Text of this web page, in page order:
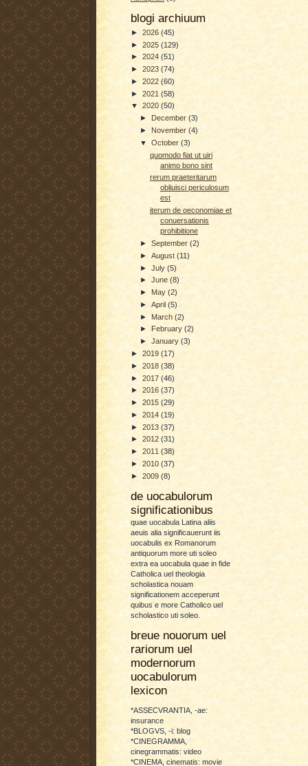
blogi archiuum
► 2026 (45)
► 2025 (129)
► 2024 (51)
► 2023 (74)
► 2022 (60)
► 2021 (58)
▼ 2020 (50)
►
December(3)
► November(4)
▼October(3)
quomodo fiat ut uiri
animo bono sint
rerum praeteritarum
obliuisci periculosum
est
iterum de oeconomiae et
conuersationis
prohibitione
►September(2)
►August(11)
►July(5)
►June(8)
► May(2)
►April(5)
►March(2)
►
February(2)
►January(3)
► 2019 (17)
► 2018 (38)
► 2017 (46)
► 2016 (37)
► 2015 (29)
► 2014 (19)
► 2013 (37)
► 2012 (31)
► 2011 (38)
► 2010 (37)
► 2009 (8)
de uocabulorum
significationibus
quae uocabula Latina aliis
aeuis alia significauerunt iis
uocabulis ex Romanorum
antiquorum more uti soleo
extra ea uocabula quae in fide
Catholica uel theologia
scholastica nouam
significationem acceperunt
quibus e more Catholico uel
scholastico uti soleo.
breue nouorum uel
rariorum uel
modernorum
uocabulorum
lexicon
*ASSECVRANTIA, -ae:
insurance
*BLOGVS, -i: blog
*CINEGRAMMA,
cinegrammatis: video
*CINEMA, cinematis: movie